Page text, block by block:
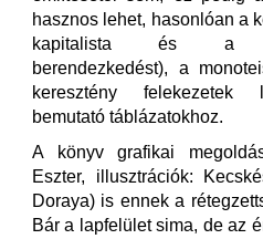
hasznos lehet, hasonlóan a
kapitalista és a
berendezkedést), a
keresztény felekezetek
bemutató táblázatokhoz.
A könyv grafikai
Eszter, illusztrációk:
Doraya) is ennek a
Bár a lapfelület sima, de az